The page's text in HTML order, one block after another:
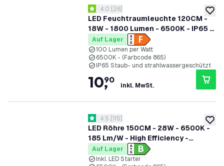
zur
LED Feuchtraumleuchte 120CM -
18W - 1800 Lumen - 6500K - IP65 -
Inkl. LED Röhre
Bewertungsbereich öffnen
4 Bewertungssterne
4.0 [26]
Auf Lager
100 Lumen per Watt
6500K - (Farbcode 865)
IP65 Staub- und strahlwassergeschützt
10,
90
inkl. MwSt.
zur
LED Röhre 150CM - 28W - 6500K -
185 Lm/W - High Efficiency -
Energieetikette B
Bewertungsbereich öffnen
4.5 Bewertungssterne
4.5 [115]
Auf Lager
Inkl. LED Starter